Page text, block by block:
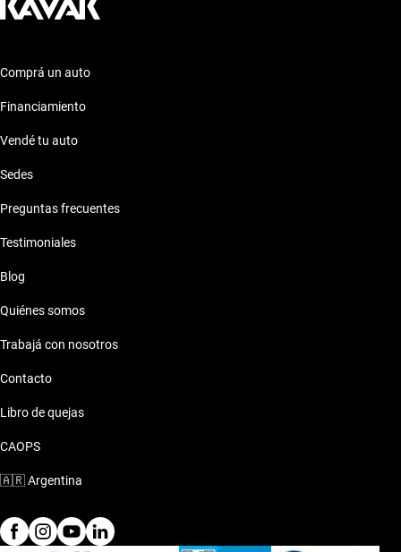
Comprá un auto
Financiamiento
Vendé tu auto
Sedes
Preguntas frecuentes
Testimoniales
Blog
Quiénes somos
Trabajá con nosotros
Contacto
Libro de quejas
CAOPS
🇦🇷Argentina